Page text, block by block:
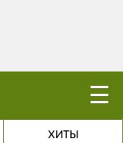
☰
ХИТЫ